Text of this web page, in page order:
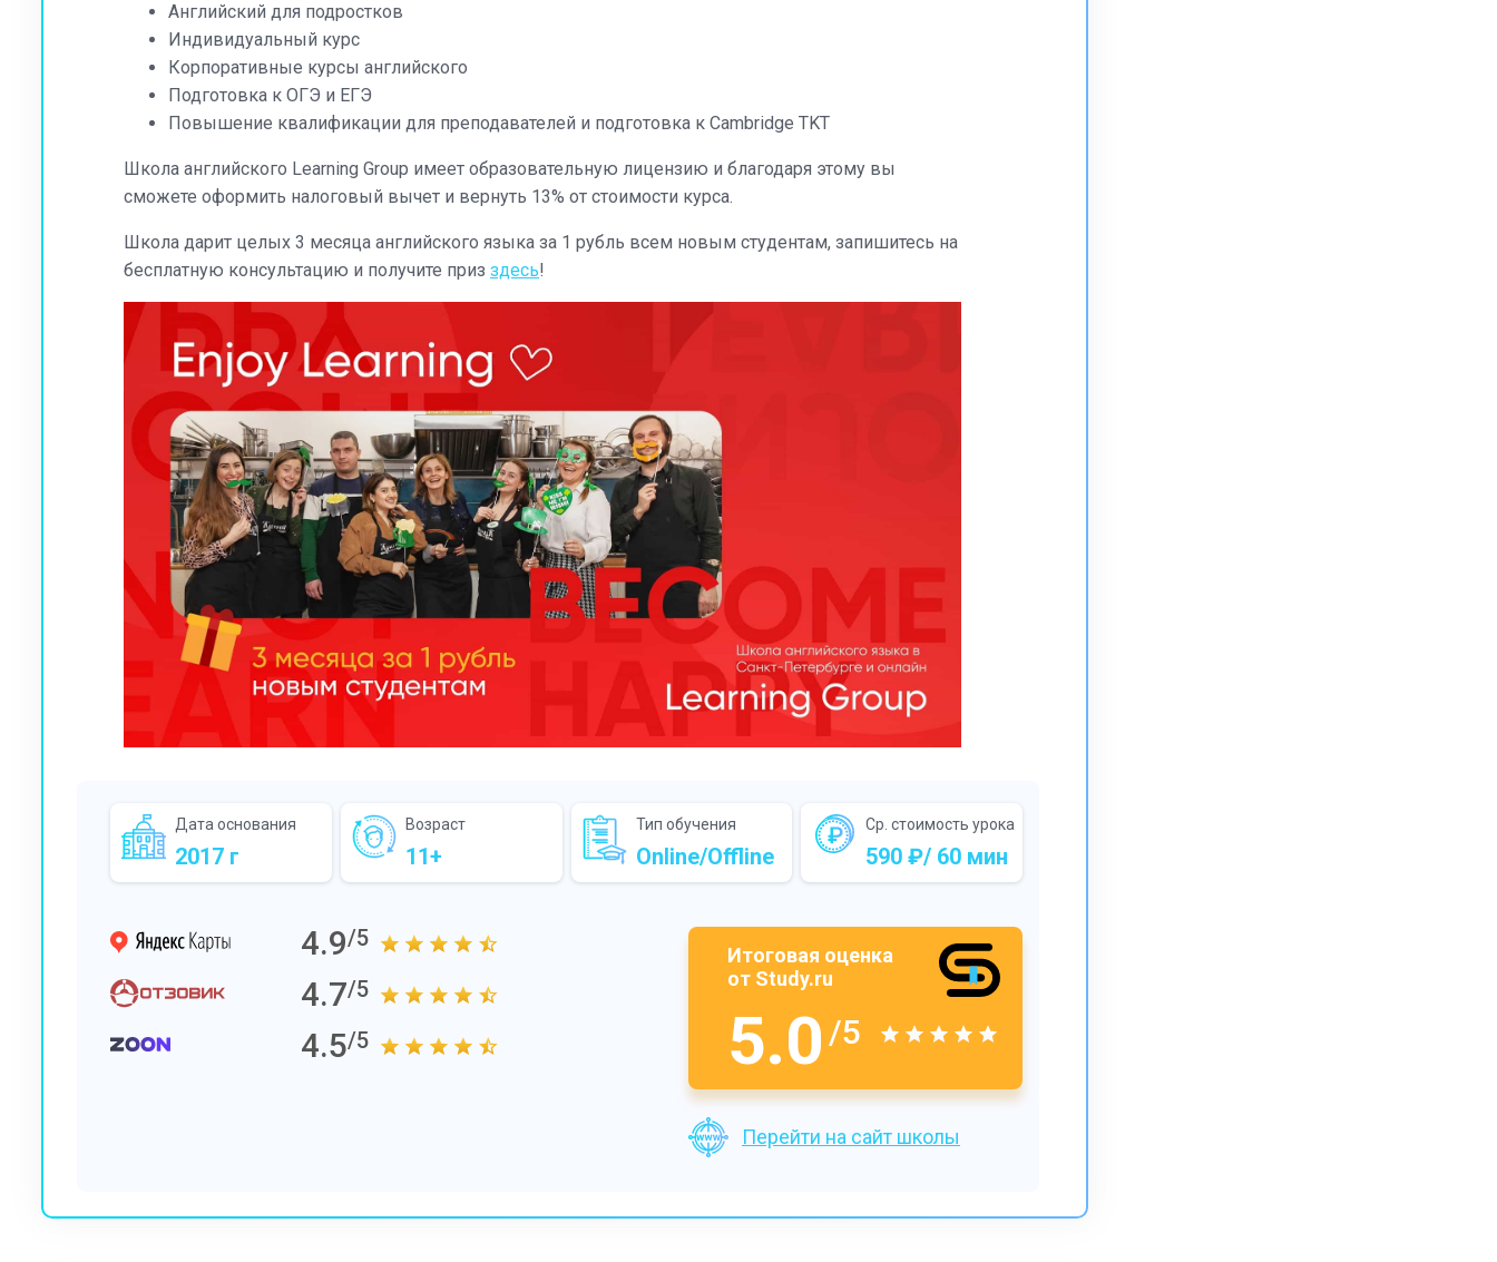
Английский для подростков
Индивидуальный курс
Корпоративные курсы английского
Подготовка к ОГЭ и ЕГЭ
Повышение квалификации для преподавателей и подготовка к Cambridge TKT
Школа английского Learning Group имеет образовательную лицензию и благодаря этому вы
сможете оформить налоговый вычет и вернуть 13% от стоимости курса.
Школа дарит целых 3 месяца английского языка за 1 рубль всем новым студентам, запишитесь на
бесплатную консультацию и получите приз здесь!
Дата основания
2017 г
Возраст
11+
Тип обучения
Online/Offline
Ср. стоимость урока
590 ₽/ 60 мин
4.9/5
4.7/5
4.5/5
Итоговая оценка
от Study.ru
5.0 /5
Перейти на сайт школы